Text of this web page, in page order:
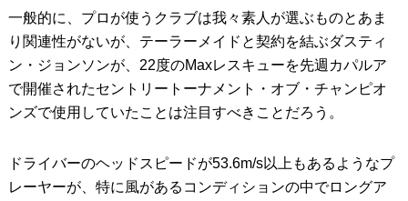
一般的に、プロが使うクラブは我々素人が選ぶものとあま
り関連性がないが、テーラーメイドと契約を結ぶダスティ
ン・ジョンソンが、22度のMaxレスキューを先週カパルア
で開催されたセントリートーナメント・オブ・チャンピオ
ンズで使用していたことは注目すべきことだろう。
ドライバーのヘッドスピードが53.6m/s以上もあるようなプ
レーヤーが、特に風があるコンディションの中でロングア